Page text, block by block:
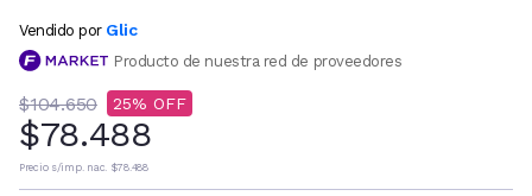
Vendido por Glic
Producto de nuestra red de proveedores
$104.650 25
$78.488
Precio s/imp. nac. $78.488